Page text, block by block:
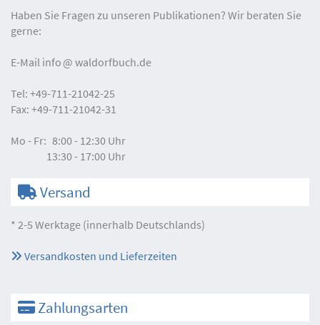
Haben Sie Fragen zu unseren Publikationen? Wir beraten Sie
gerne:
E-Mail info waldorfbuch.de
Tel: +49-711-21042-25
Fax: +49-711-21042-31
Mo - Fr: 8:00 - 12:30 Uhr
13:30 - 17:00 Uhr
Versand
* 2-5 Werktage (innerhalb Deutschlands)
Versandkosten und Lieferzeiten
Zahlungsarten